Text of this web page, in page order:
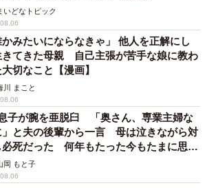
しい言葉をかけてくださいました」と
年の4月生まれの子達とほぼ1年の差に
差が生まれてしまうことも。そのほ
、親として心配な面はあるとしつつ
生まれ月による差は縮まります。遺伝
など、他のさまざまな要因によって
す（制度等に関しては、差がなくな
らいたいですが……）」と高橋さん。
いどなトピック
かみたいにならなきゃ」 他人を正解にし
きてきた母親 自己主張が苦手な娘に教わ
切なこと【漫画】
川 まこと
子が腕を亜脱臼 「奥さん、専業主婦な
」と夫の後輩から一言 母は泣きながら対
必死だった 何年もたった今もたまに思い
…
岡 もと子